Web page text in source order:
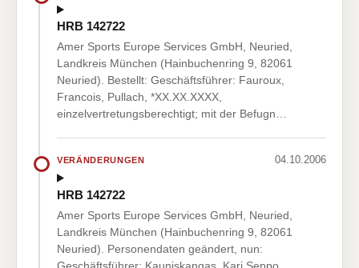
HRB 142722
Amer Sports Europe Services GmbH, Neuried,
Landkreis München (Hainbuchenring 9, 82061
Neuried). Bestellt: Geschäftsführer: Fauroux,
Francois, Pullach, *XX.XX.XXXX,
einzelvertretungsberechtigt; mit der Befugn…
VERÄNDERUNGEN 04.10.2006
HRB 142722
Amer Sports Europe Services GmbH, Neuried,
Landkreis München (Hainbuchenring 9, 82061
Neuried). Personendaten geändert, nun: